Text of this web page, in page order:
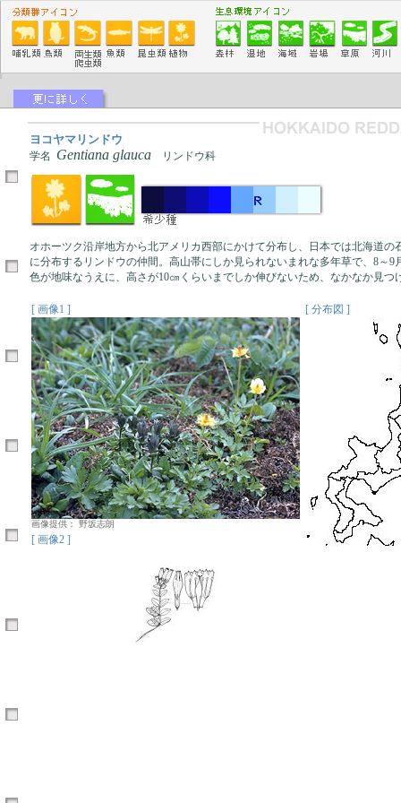
ヨコヤマリンドウ
学名 Gentiana glauca リンドウ科
オホーツク沿岸地方から北アメリカ西部にかけて分布し、日本では北海道の
に分布するリンドウの仲間。高山帯にしか見られないまれな多年草で、8～
色が地味なうえに、高さが10㎝くらいまでしか伸びないため、なかなか見つ
[ 画像1 ]
画像提供： 野坂志朗
[ 分布図 ]
[ 画像2 ]